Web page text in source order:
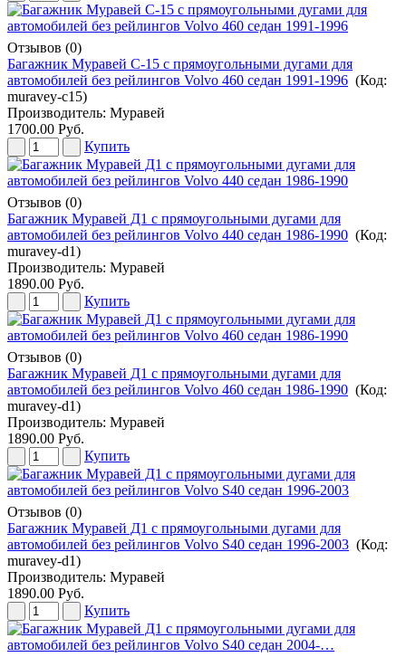
Отзывов (0)
Багажник Муравей С-15 с прямоугольными дугами для
автомобилей без рейлингов Volvo 460 седан 1991-1996 (Код:
muravey-c15)
Производитель: Муравей
1700.00 Руб.
Купить
Отзывов (0)
Багажник Муравей Д1 с прямоугольными дугами для
автомобилей без рейлингов Volvo 440 седан 1986-1990 (Код:
muravey-d1)
Производитель: Муравей
1890.00 Руб.
Купить
Отзывов (0)
Багажник Муравей Д1 с прямоугольными дугами для
автомобилей без рейлингов Volvo 460 седан 1986-1990 (Код:
muravey-d1)
Производитель: Муравей
1890.00 Руб.
Купить
Отзывов (0)
Багажник Муравей Д1 с прямоугольными дугами для
автомобилей без рейлингов Volvo S40 седан 1996-2003 (Код:
muravey-d1)
Производитель: Муравей
1890.00 Руб.
Купить